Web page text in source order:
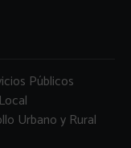
Públicos
Urbano y Rural